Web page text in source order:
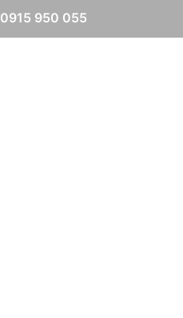
0915 950 055